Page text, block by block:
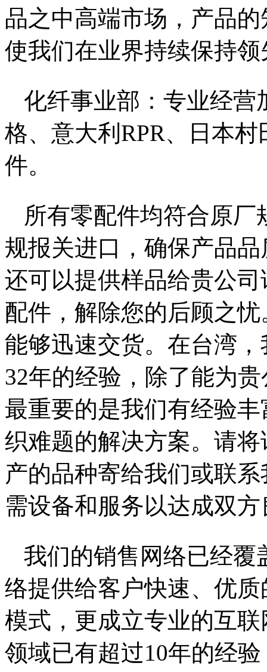
品之中高端市场，产品
使我们在业界持续保持
化纤事业部：专业经营
格、意大利RPR、日本
件。
所有零配件均符合原
规报关进口，确保产品
还可以提供样品给贵公
配件，解除您的后顾之
能够迅速交货。在台湾
32年的经验，除了能为
最重要的是我们有经验
织难题的解决方案。请
产的品种寄给我们或联
需设备和服务以达成双
我们的销售网络已经覆
络提供给客户快速、优
模式，更成立专业的互
领域已有超过10年的经